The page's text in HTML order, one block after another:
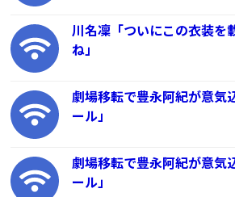
川名凜「ついにこの衣装を
ね」
劇場移転で豊永阿紀が意気
ール」
劇場移転で豊永阿紀が意気
ール」